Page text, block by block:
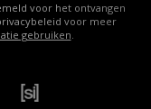
voor het ontvangen
voor meer
gebruiken.